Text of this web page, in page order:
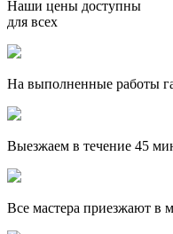
Наши цены доступны
для всех
На выполненные работы
Выезжаем в течение 45
Все мастера приезжают в